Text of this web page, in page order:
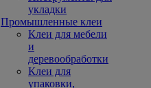
укладки
Промышленные клеи
Клеи для мебели
и
деревообработки
Клеи для
упаковки,